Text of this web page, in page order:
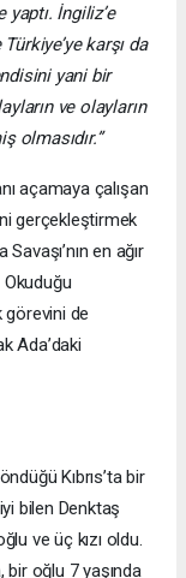
İngiliz’e
karşı da
yani bir
ve olayların
olmasıdır.”
açamaya çalışan
gerçekleştirmek
en ağır
Okuduğu
de
Ada’daki
Kıbrıs’ta bir
bilen Denktaş
ve üç kızı oldu.
bir oğlu 7 yaşında